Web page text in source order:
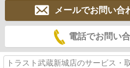
メールでお問い合
電話でお問い
トラスト武蔵新城店のサービス・